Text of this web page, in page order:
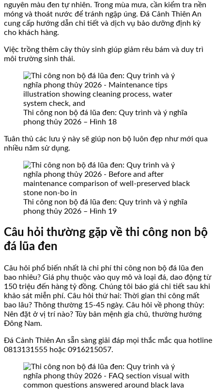
nguyên màu đen tự nhiên. Trong mùa mưa, cần kiểm tra nền
móng và thoát nước để tránh ngập úng. Đá Cảnh Thiên An
cung cấp hướng dẫn chi tiết và dịch vụ bảo dưỡng định kỳ
cho khách hàng.
Việc trồng thêm cây thủy sinh giúp giảm rêu bám và duy trì
môi trường sinh thái.
Thi công non bộ đá lũa đen: Quy trình và ý nghĩa
phong thủy 2026 – Hình 18
Tuân thủ các lưu ý này sẽ giúp non bộ luôn đẹp như mới qua
nhiều năm sử dụng.
Thi công non bộ đá lũa đen: Quy trình và ý nghĩa
phong thủy 2026 – Hình 19
Câu hỏi thường gặp về thi công non bộ
đá lũa đen
Câu hỏi phổ biến nhất là chi phí thi công non bộ đá lũa đen
bao nhiêu? Giá phụ thuộc vào quy mô và loại đá, dao động từ
150 triệu đến hàng tỷ đồng. Chúng tôi báo giá chi tiết sau khi
khảo sát miễn phí. Câu hỏi thứ hai: Thời gian thi công mất
bao lâu? Thông thường 15-45 ngày. Câu hỏi về phong thủy:
Nên đặt ở vị trí nào? Tùy bản mệnh gia chủ, thường hướng
Đông Nam.
Đá Cảnh Thiên An sẵn sàng giải đáp mọi thắc mắc qua hotline
0813131555 hoặc 0916215057.